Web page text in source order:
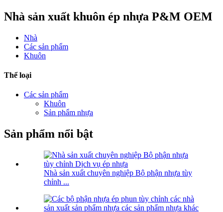
Nhà sản xuất khuôn ép nhựa P&M OEM
Nhà
Các sản phẩm
Khuôn
Thể loại
Các sản phẩm
Khuôn
Sản phẩm nhựa
Sản phẩm nổi bật
Nhà sản xuất chuyên nghiệp Bộ phận nhựa tùy
chỉnh ...